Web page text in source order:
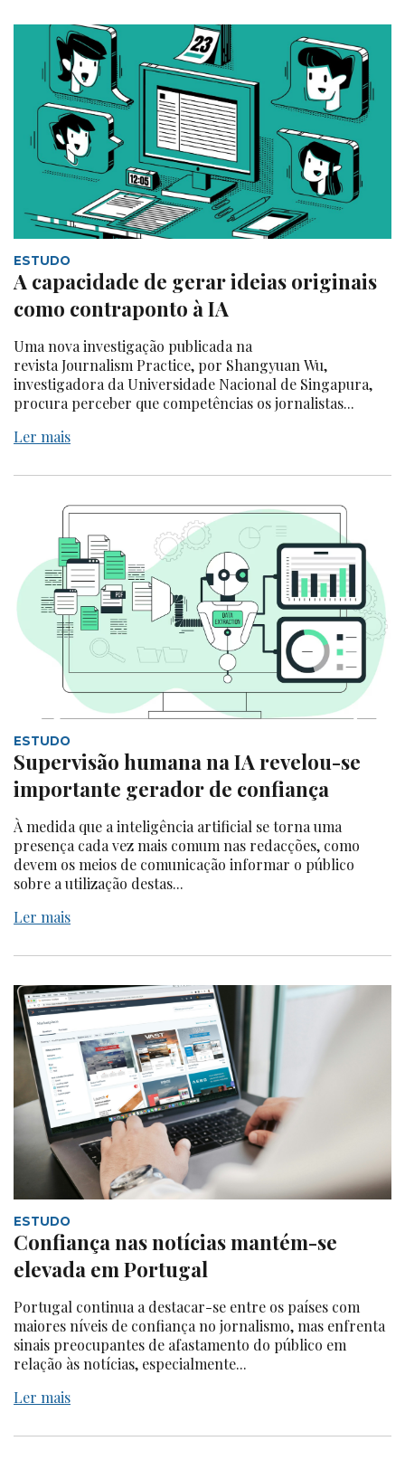
ESTUDO
A capacidade de gerar ideias originais
como contraponto à IA
Uma nova investigação publicada na
revista Journalism Practice, por Shangyuan Wu,
investigadora da Universidade Nacional de Singapura,
procura perceber que competências os jornalistas...
Ler mais
ESTUDO
Supervisão humana na IA revelou-se
importante gerador de confiança
À medida que a inteligência artificial se torna uma
presença cada vez mais comum nas redacções, como
devem os meios de comunicação informar o público
sobre a utilização destas...
Ler mais
ESTUDO
Confiança nas notícias mantém-se
elevada em Portugal
Portugal continua a destacar-se entre os países com
maiores níveis de confiança no jornalismo, mas enfrenta
sinais preocupantes de afastamento do público em
relação às notícias, especialmente...
Ler mais